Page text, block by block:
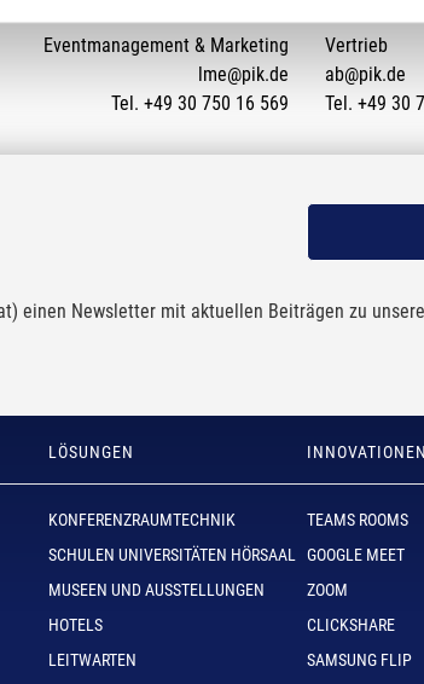
Lisa-Marie Eick
Eventmanagement & Marketing
lme@pik.de
Tel. +49 30 750 16 569
Alexander
Vertrieb
ab@pik.de
Tel. +49 30
einen Newsletter mit aktuellen Beiträgen zu
LÖSUNGEN
KONFERENZRAUMTECHNIK
SCHULEN UNIVERSITÄTEN HÖRSAAL
MUSEEN UND AUSSTELLUNGEN
HOTELS
LEITWARTEN
INNOVATIONEN
TEAMS ROOMS
GOOGLE MEET
ZOOM
CLICKSHARE
SAMSUNG FLIP